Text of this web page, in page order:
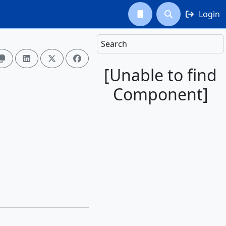
  Login
Search
[Unable to find
Component]
  